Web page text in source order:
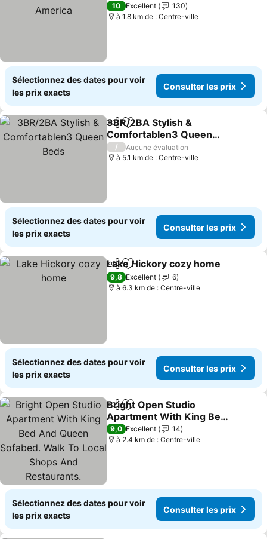
10 Excellent
130
à 1.8 km de : Centre-ville
Sélectionnez des dates pour voir
les prix exacts
Consulter les prix
PartagerAjouter à mes favoris
3BR/2BA Stylish &
Comfortablen3 Queen
Beds
/
Aucune évaluation
à 5.1 km de : Centre-ville
Sélectionnez des dates pour voir
les prix exacts
Consulter les prix
PartagerAjouter à mes favoris
Lake Hickory cozy home
9,8 Excellent
6
à 6.3 km de : Centre-ville
Sélectionnez des dates pour voir
les prix exacts
Consulter les prix
PartagerAjouter à mes favoris
Bright Open Studio
Apartment With King Bed
And Queen Sofabed.
Walk To Local Shops And
9,0 Excellent
14
à 2.4 km de : Centre-ville
Sélectionnez des dates pour voir
les prix exacts
Consulter les prix